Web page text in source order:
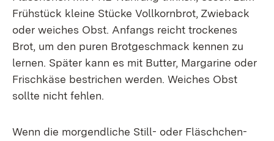
Frühstück kleine Stücke Vollkornbrot, Zwieback
oder weiches Obst. Anfangs reicht trockenes
Brot, um den puren Brotgeschmack kennen zu
lernen. Später kann es mit Butter, Margarine oder
Frischkäse bestrichen werden. Weiches Obst
sollte nicht fehlen.
Wenn die morgendliche Still- oder Fläschchen-